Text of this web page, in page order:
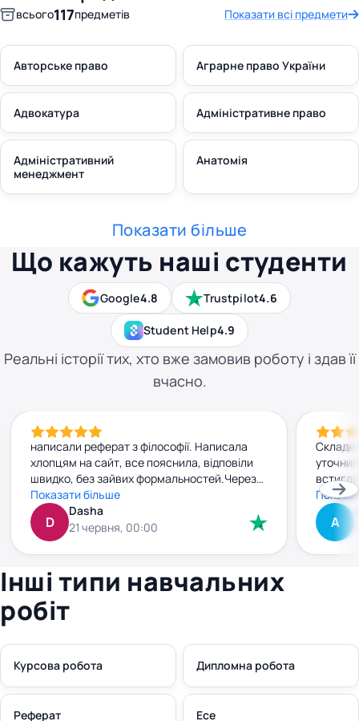
всього117предметів Показати всі предмети
Авторське право Аграрне право України
Адвокатура Адміністративне право
Адміністративний
менеджмент
Анатомія
Показати більше
Google4.8 Trustpilot4.6
Student Help4.9
Що кажуть наші студенти
Реальні історії тих, хто вже замовив роботу і здав її
вчасно.
написали реферат з філософії. Написала
хлопцям на сайт, все пояснила, відповіли
швидко, без зайвих формальностей.Через
добу вже мала готову роботу. Текст
нормальний, без води, прочитала — усе
зрозуміло. Заплатила заздалегідь, і жодних
сюрпризів чи “доплат” потім не було. Все
чітко й по-людськи. Рекомендую
Показати більше
D
Dasha
21 червня, 00:00
внести
без
плюс.
А
Інші типи навчальних
робіт
Курсова робота Дипломна робота
Реферат Есе